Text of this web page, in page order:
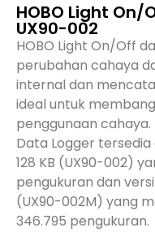
HOBO Light
UX90-002
HOBO Light On/Off
perubahan cahaya
internal dan
ideal untuk
penggunaan cahaya.
Data Logger
128 KB (UX90-002)
pengukuran dan
(UX90-002M) yang
346.795 pengukuran.